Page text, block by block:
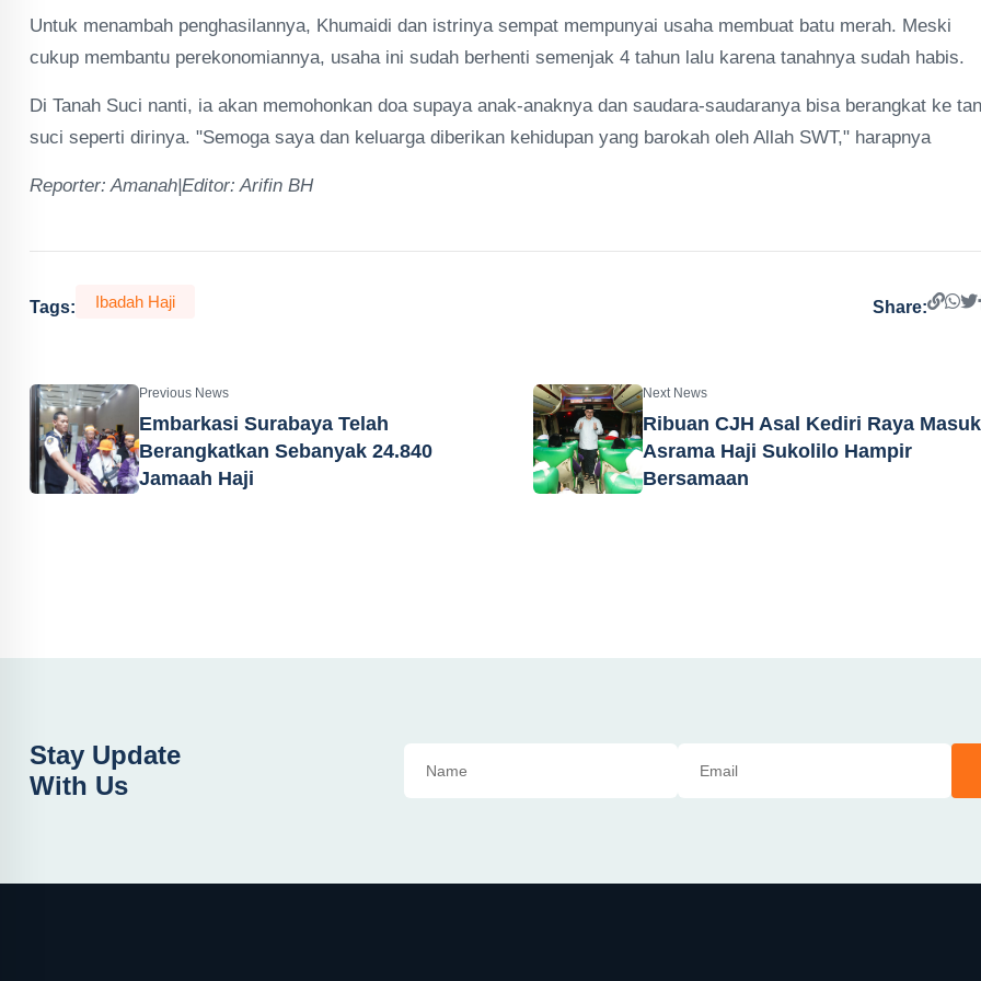
Untuk menambah penghasilannya, Khumaidi dan istrinya sempat mempunyai usaha membuat batu merah. Meski
cukup membantu perekonomiannya, usaha ini sudah berhenti semenjak 4 tahun lalu karena tanahnya sudah habis.
Di Tanah Suci nanti, ia akan memohonkan doa supaya anak-anaknya dan saudara-saudaranya bisa berangkat ke
suci seperti dirinya. "Semoga saya dan keluarga diberikan kehidupan yang barokah oleh Allah SWT," harapnya
Reporter: Amanah|Editor: Arifin BH
Tags: Ibadah Haji Share:
Previous News
Embarkasi Surabaya Telah
Berangkatkan Sebanyak 24.840
Jamaah Haji
Next News
Ribuan CJH Asal Kediri Raya Masuk
Asrama Haji Sukolilo Hampir
Bersamaan
Stay Update
With Us